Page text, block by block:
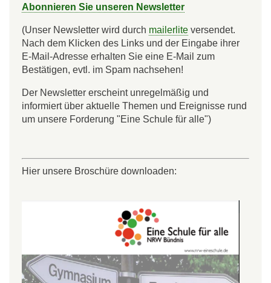
Abonnieren Sie unseren Newsletter
(Unser Newsletter wird durch mailerlite versendet.
Nach dem Klicken des Links und der Eingabe ihrer
E-Mail-Adresse erhalten Sie eine E-Mail zum
Bestätigen, evtl. im Spam nachsehen!
Der Newsletter erscheint unregelmäßig und
informiert über aktuelle Themen und Ereignisse rund
um unsere Forderung "Eine Schule für alle")
Hier unsere Broschüre downloaden: